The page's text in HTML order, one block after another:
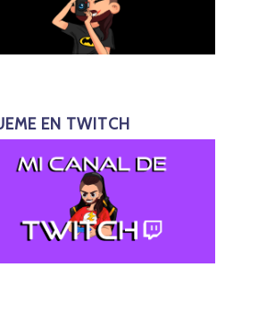
EN TWITCH